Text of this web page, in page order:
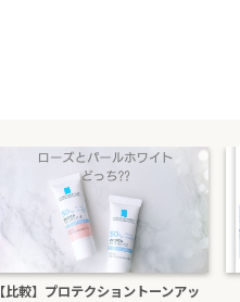
【比較】プロテクショントーンアッ